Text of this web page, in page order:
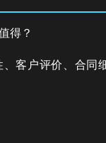
得？
客户评价、合同